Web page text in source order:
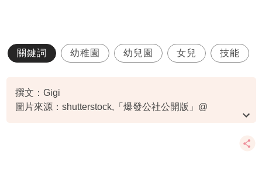
關鍵詞 幼稚園 幼兒園 女兒 技能
撰文：Gigi
圖片來源：shutterstock,「爆發公社公開版」@